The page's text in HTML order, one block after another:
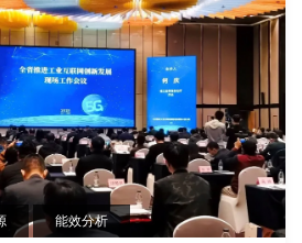
能效分析